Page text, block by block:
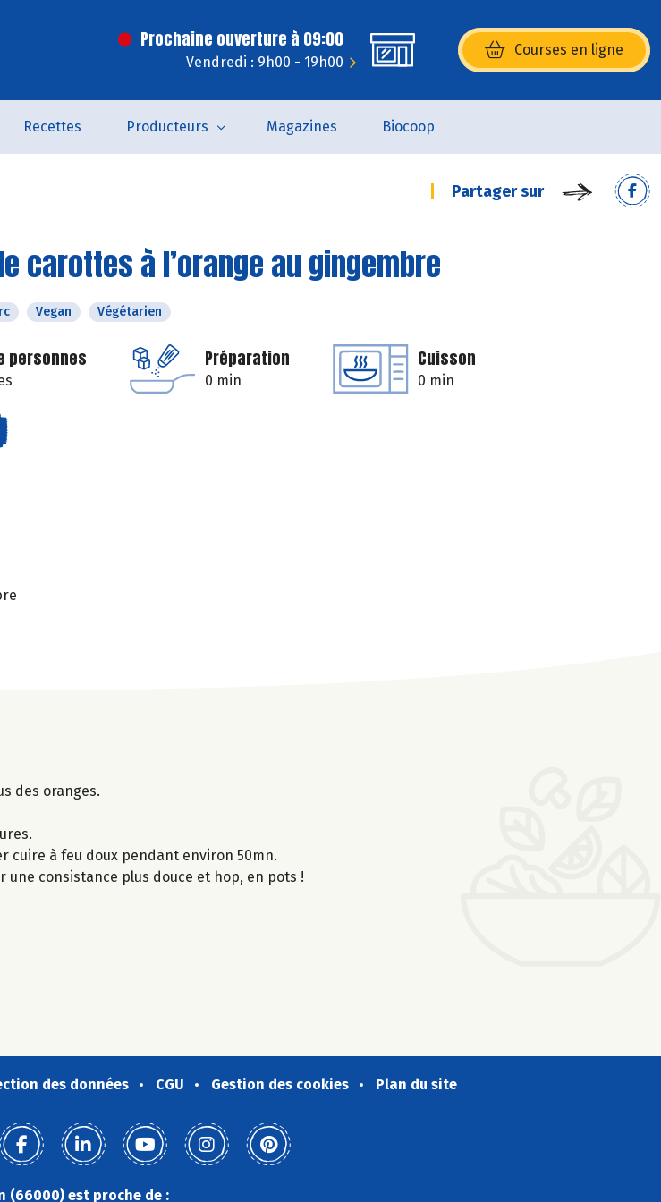
Prochaine ouverture à 09:00
Vendredi : 9h00 - 19h00
Courses en ligne
(s’ouvre dans une nouvelle
Recettes Producteurs Magazines Biocoop
Partager sur
carottes à l’orange au gingembre
Vegan Végétarien
personnes Préparation
0 min
Cuisson
0 min
des oranges.
cuire à feu doux pendant environ 50mn.
consistance plus douce et hop, en pots !
des données CGU Gestion des cookies Plan du site
(66000) est proche de :